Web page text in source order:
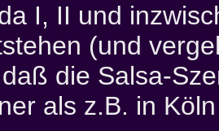
I, II und
(und
die Salsa-
als z.B. in